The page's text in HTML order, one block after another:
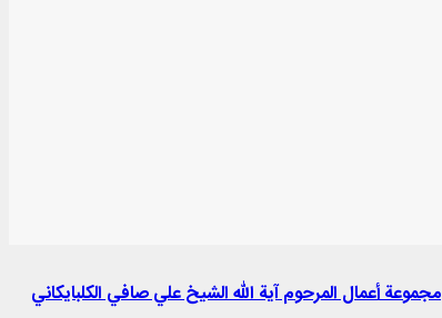
مجموعة أعمال المرحوم آية الله الشيخ علي صافي الكلبايكاني